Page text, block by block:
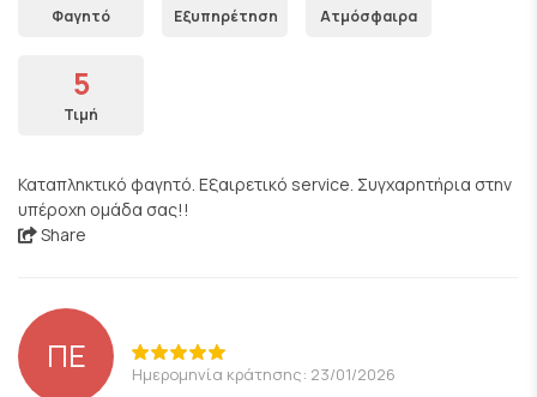
Φαγητό Εξυπηρέτηση Ατμόσφαιρα
5
Τιμή
Καταπληκτικό φαγητό. Εξαιρετικό service. Συγχαρητήρια στην
υπέροχη ομάδα σας!!
Share
ΠΕ Ημερομηνία κράτησης: 23/01/2026